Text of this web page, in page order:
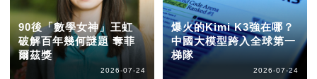
90後「數學女神」王虹
破解百年幾何謎題 奪菲
爾茲獎
2026-07-24
爆火的Kimi K3強在哪？
中國大模型跨入全球第一
梯隊
2026-07-24